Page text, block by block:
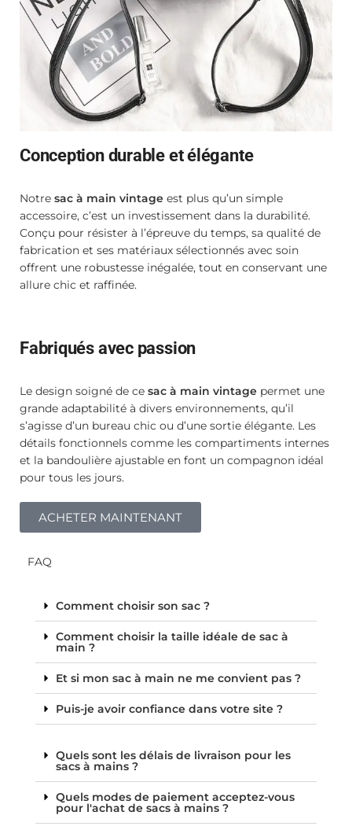
Conception durable et élégante
Notre sac à main vintage est plus qu’un simple
accessoire, c’est un investissement dans la durabilité.
Conçu pour résister à l’épreuve du temps, sa qualité de
fabrication et ses matériaux sélectionnés avec soin
offrent une robustesse inégalée, tout en conservant une
allure chic et raffinée.
Fabriqués avec passion
Le design soigné de ce sac à main vintage permet une
grande adaptabilité à divers environnements, qu’il
s’agisse d’un bureau chic ou d’une sortie élégante. Les
détails fonctionnels comme les compartiments internes
et la bandoulière ajustable en font un compagnon idéal
pour tous les jours.
ACHETER MAINTENANT
FAQ
Comment choisir son sac ?
Comment choisir la taille idéale de sac à
main ?
Et si mon sac à main ne me convient pas ?
Puis-je avoir confiance dans votre site ?
Quels sont les délais de livraison pour les
sacs à mains ?
Quels modes de paiement acceptez-vous
pour l'achat de sacs à mains ?